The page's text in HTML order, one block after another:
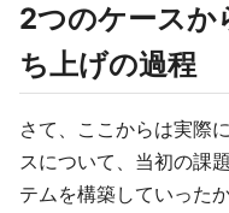
2つのケースか
ち上げの過程
さて、ここからは実際
スについて、当初の課
テムを構築していった